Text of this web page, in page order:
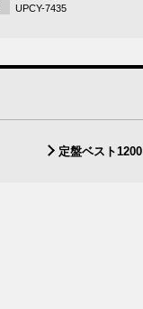
UPCY-7435
定盤ベスト1200